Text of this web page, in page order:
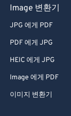
Image 변환기
JPG 에게 PDF
PDF 에게 JPG
HEIC 에게 JPG
Image 에게 PDF
이미지 변환기